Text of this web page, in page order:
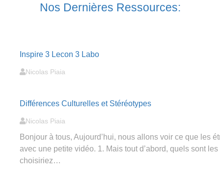
Nos Dernières Ressources:
Inspire 3 Lecon 3 Labo
Nicolas Piaia
Différences Culturelles et Stéréotypes
Nicolas Piaia
Bonjour à tous, Aujourd’hui, nous allons voir ce que les
avec une petite vidéo. 1. Mais tout d’abord, quels sont
choisiriez…